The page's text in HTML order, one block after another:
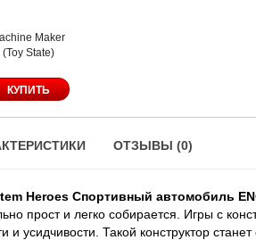
Maker
(Toy State)
ОТЗЫВЫ (0)
Heroes Спортивный автомобиль
прост и легко собирается. Игры с
и усидчивости. Такой конструктор